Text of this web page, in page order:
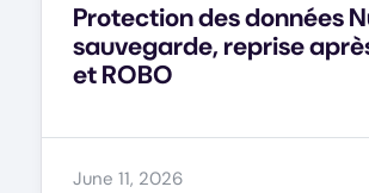
Protection des données
sauvegarde, reprise
et ROBO
June 11, 2026